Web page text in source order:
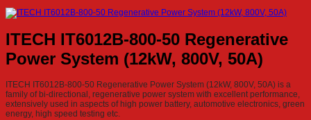
ITECH IT6012B-800-50 Regenerative
Power System (12kW, 800V, 50A)
ITECH IT6012B-800-50 Regenerative Power System (12kW, 800V, 50A) is a
family of bi-directional, regenerative power system with excellent performance,
extensively used in aspects of high power battery, automotive electronics, green
energy, high speed testing etc.